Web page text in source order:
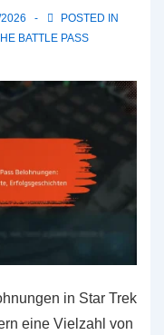
POSTED IN
BATTLE PASS
in Star Trek
eine Vielzahl von